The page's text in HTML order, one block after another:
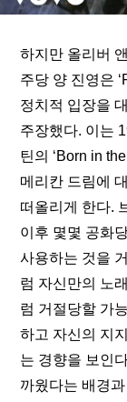
하지만 올리버
주당 양 진영은
정치적 입장을
주장했다. 이는
틴의 ‘Born in
메리칸 드림에
떠올리게 한다.
이후 몇몇 공화
사용하는 것을
럼 자신만의 노
럼 거절당할 가
하고 자신의 지
는 경향을 보인
까웠다는 배경